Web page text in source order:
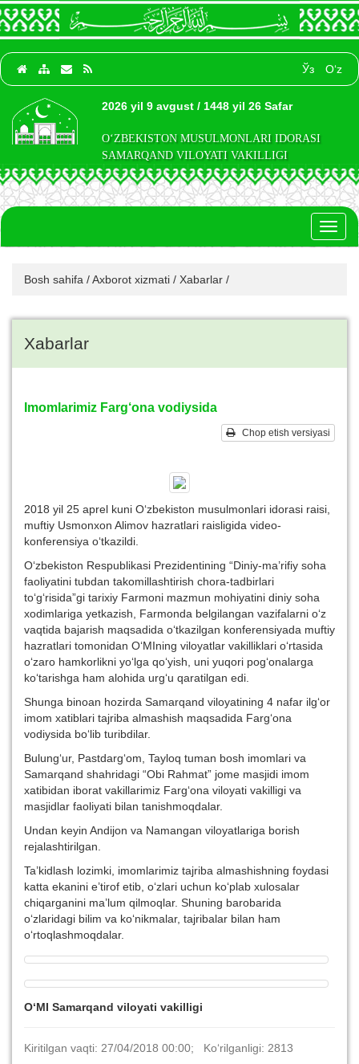
Ўз O‘z
2026 yil 9 avgust / 1448 yil 26 Safar
O‘ZBEKISTON MUSULMONLARI IDORASI
SAMARQAND VILOYATI VAKILLIGI
Bosh sahifa /Axborot xizmati / Xabarlar /
Xabarlar
Imomlarimiz Farg‘ona vodiysida
Chop etish versiyasi
2018 yil 25 aprel kuni O‘zbekiston musulmonlari idorasi raisi,
muftiy Usmonxon Alimov hazratlari raisligida video-
konferensiya o‘tkazildi.
O‘zbekiston Respublikasi Prezidentining “Diniy-ma’rifiy soha
faoliyatini tubdan takomillashtirish chora-tadbirlari
to‘g‘risida”gi tarixiy Farmoni mazmun mohiyatini diniy soha
xodimlariga yetkazish, Farmonda belgilangan vazifalarni o‘z
vaqtida bajarish maqsadida o‘tkazilgan konferensiyada muftiy
hazratlari tomonidan O‘MIning viloyatlar vakilliklari o‘rtasida
o‘zaro hamkorlikni yo‘lga qo‘yish, uni yuqori pog‘onalarga
ko‘tarishga ham alohida urg‘u qaratilgan edi.
Shunga binoan hozirda Samarqand viloyatining 4 nafar ilg‘or
imom xatiblari tajriba almashish maqsadida Farg‘ona
vodiysida bo‘lib turibdilar.
Bulung‘ur, Pastdarg‘om, Tayloq tuman bosh imomlari va
Samarqand shahridagi “Obi Rahmat” jome masjidi imom
xatibidan iborat vakillarimiz Farg‘ona viloyati vakilligi va
masjidlar faoliyati bilan tanishmoqdalar.
Undan keyin Andijon va Namangan viloyatlariga borish
rejalashtirilgan.
Ta’kidlash lozimki, imomlarimiz tajriba almashishning foydasi
katta ekanini e’tirof etib, o‘zlari uchun ko‘plab xulosalar
chiqarganini ma’lum qilmoqlar. Shuning barobarida
o‘zlaridagi bilim va ko‘nikmalar, tajribalar bilan ham
o‘rtoqlashmoqdalar.
O‘MI Samarqand viloyati vakilligi
Kiritilgan vaqti: 27/04/2018 00:00; Ko‘rilganligi: 2813